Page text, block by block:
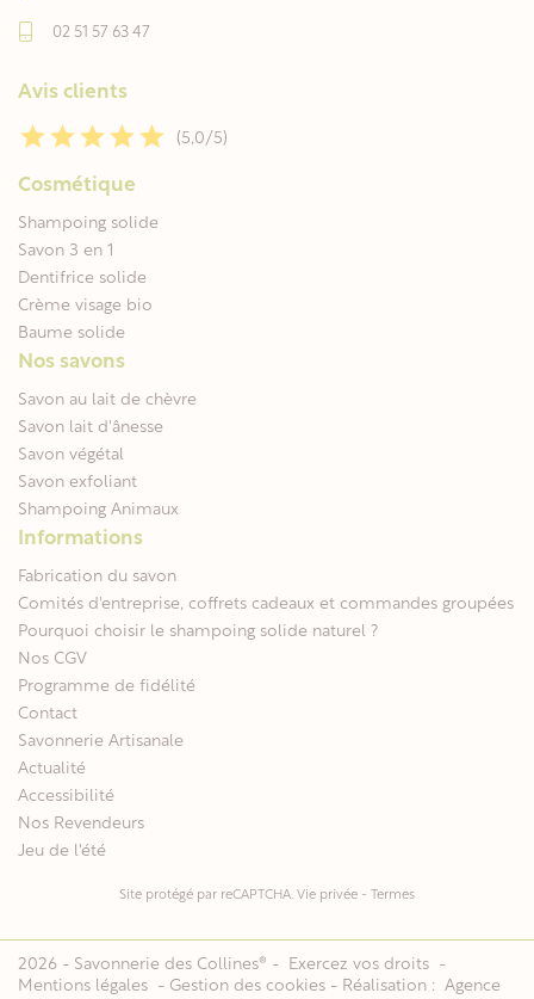
02 51 57 63 47
Avis clients
(5,0/5)
Cosmétique
Shampoing solide
Savon 3 en 1
Dentifrice solide
Crème visage bio
Baume solide
Nos savons
Savon au lait de chèvre
Savon lait d'ânesse
Savon végétal
Savon exfoliant
Shampoing Animaux
Informations
Fabrication du savon
Comités d'entreprise, coffrets cadeaux et commandes groupées
Pourquoi choisir le shampoing solide naturel ?
Nos CGV
Programme de fidélité
Contact
Savonnerie Artisanale
Actualité
Accessibilité
Nos Revendeurs
Jeu de l'été
Site protégé par reCAPTCHA. Vie privée - Termes
2026 - Savonnerie des Collines® - Exercez vos droits -
Mentions légales - Gestion des cookies - Réalisation : Agence